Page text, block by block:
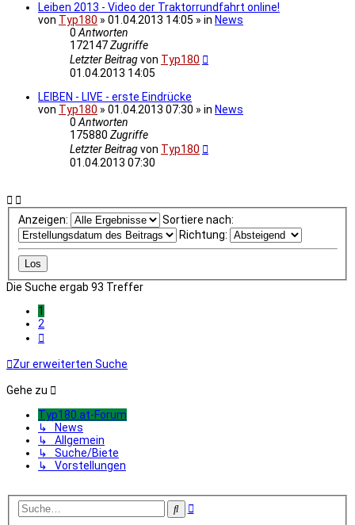
Leiben 2013 - Video der Traktorrundfahrt online!
von Typ180 » 01.04.2013 14:05 » in News
0Antworten
172147Zugriffe
Letzter Beitragvon Typ180
01.04.2013 14:05
LEIBEN - LIVE - erste Eindrücke
von Typ180 » 01.04.2013 07:30 » in News
0Antworten
175880 Zugriffe
Letzter Beitragvon Typ180
01.04.2013 07:30
Anzeigen:
Sortiere nach:
Richtung:
Die Suche ergab 93 Treffer
1
2
Zur erweiterten Suche
Gehe zu
Typ180.at-Forum
↳ News
↳ Allgemein
↳ Suche/Biete
↳ Vorstellungen
SucheErweiterte